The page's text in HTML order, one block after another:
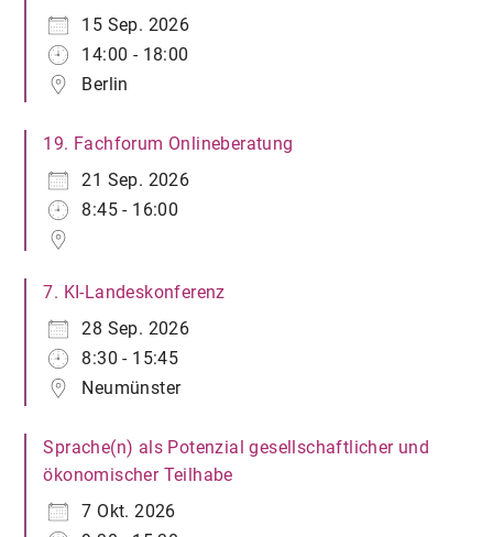
15 Sep. 2026
14:00 - 18:00
Berlin
19. Fachforum Onlineberatung
21 Sep. 2026
8:45 - 16:00
7. KI-Landeskonferenz
28 Sep. 2026
8:30 - 15:45
Neumünster
Sprache(n) als Potenzial gesellschaftlicher und
ökonomischer Teilhabe
7 Okt. 2026